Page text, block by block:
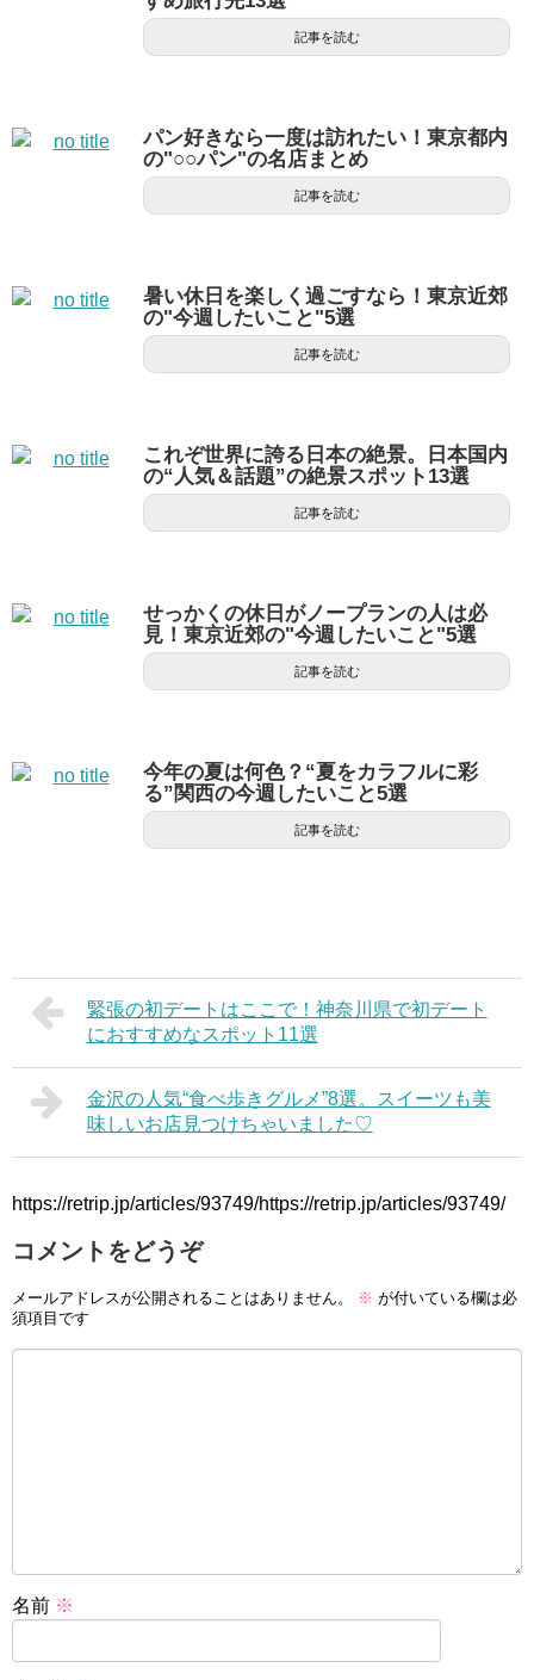
記事を読む
パン好きなら一度は訪れたい！東京都内
の"○○パン"の名店まとめ
記事を読む
暑い休日を楽しく過ごすなら！東京近郊
の"今週したいこと"5選
記事を読む
これぞ世界に誇る日本の絶景。日本国内
の“人気＆話題”の絶景スポット13選
記事を読む
せっかくの休日がノープランの人は必
見！東京近郊の"今週したいこと"5選
記事を読む
今年の夏は何色？“夏をカラフルに彩
る”関西の今週したいこと5選
記事を読む
緊張の初デートはここで！神奈川県で初デート
におすすめなスポット11選
金沢の人気“食べ歩きグルメ”8選。スイーツも美
味しいお店見つけちゃいました♡
https://retrip.jp/articles/93749/https://retrip.jp/articles/93749/
コメントをどうぞ
メールアドレスが公開されることはありません。 ※ が付いている欄は必
須項目です
名前 ※